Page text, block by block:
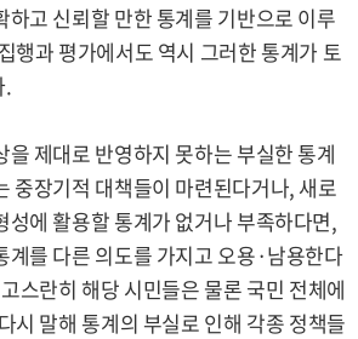
하고 신뢰할 만한 통계를 기반으로 이루
행과 평가에서도 역시 그러한 통계가 토
.
을 제대로 반영하지 못하는 부실한 통계
중장기적 대책들이 마련된다거나, 새로
성에 활용할 통계가 없거나 부족하다면,
계를 다른 의도를 가지고 오용·남용한다
스란히 해당 시민들은 물론 국민 전체에
시 말해 통계의 부실로 인해 각종 정책들